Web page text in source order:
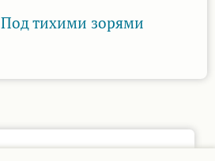
Под тихими зорями